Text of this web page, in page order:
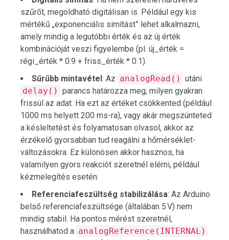
szűrőt, megoldható digitálisan is. Például egy kis
mértékű „exponenciális simítást” lehet alkalmazni,
amely mindig a legutóbbi érték és az új érték
kombinációját veszi figyelembe (pl. új_érték =
régi_érték * 0.9 + friss_érték * 0.1).
Sűrűbb mintavétel: Az analogRead() utáni
delay() parancs határozza meg, milyen gyakran
frissül az adat. Ha ezt az értéket csökkented (például
1000 ms helyett 200 ms-ra), vagy akár megszünteted
a késleltetést és folyamatosan olvasol, akkor az
érzékelő gyorsabban tud reagálni a hőmérséklet-
változásokra. Ez különösen akkor hasznos, ha
valamilyen gyors reakciót szeretnél elérni, például
kézmelegítés esetén.
Referenciafeszültség stabilizálása: Az Arduino
belső referenciafeszültsége (általában 5 V) nem
mindig stabil. Ha pontos mérést szeretnél,
használhatod a analogReference(INTERNAL)